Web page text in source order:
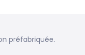
préfabriquée.